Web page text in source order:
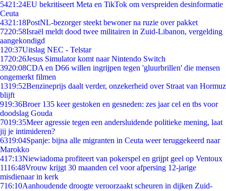
5421:24EU bekritiseert Meta en TikTok om verspreiden desinformatie
Ceuta
4321:18PostNL-bezorger steekt bewoner na ruzie over pakket
7220:58Israël meldt dood twee militairen in Zuid-Libanon, vergelding
aangekondigd
1 20:37Uitslag NEC - Telstar
1720:26Jesus Simulator komt naar Nintendo Switch
3920:08CDA en D66 willen ingrijpen tegen 'gluurbrillen' die mensen
ongemerkt filmen
1319:52Benzineprijs daalt verder, onzekerheid over Straat van Hormuz
blijft
919:36Broer 135 keer gestoken en gesneden: zes jaar cel en tbs voor
doodslag Gouda
7019:35Meer agressie tegen een andersluidende politieke mening, laat
jij je intimideren?
6319:04Spanje: bijna alle migranten in Ceuta weer teruggekeerd naar
Marokko
417:13Niewiadoma profiteert van pokerspel en grijpt geel op Ventoux
1116:48Vrouw krijgt 30 maanden cel voor afpersing 12-jarige
misdienaar in kerk
716:10Aanhoudende droogte veroorzaakt scheuren in dijken Zuid-